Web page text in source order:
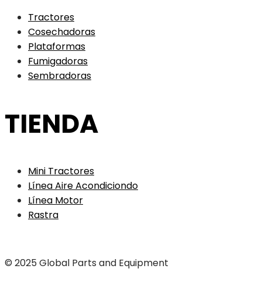
Tractores
Cosechadoras
Plataformas
Fumigadoras
Sembradoras
TIENDA
Mini Tractores
Línea Aire Acondiciondo
Línea Motor
Rastra
© 2025 Global Parts and Equipment